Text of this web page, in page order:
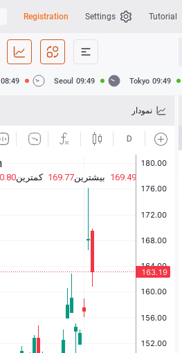
Tutorial
Settings
Registration
09:49
Tokyo
09:49
Seoul
08:49
نمودار